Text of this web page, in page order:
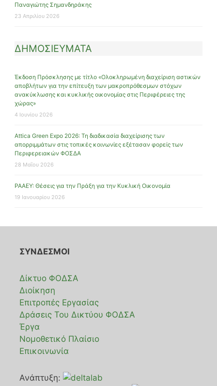
Παναγιώτης Σημανδηράκης
23 Απριλίου 2026
ΔΗΜΟΣΙΕΥΜΑΤΑ
Έκδοση Πρόσκλησης με τίτλο «Ολοκληρωμένη διαχείριση αστικών
αποβλήτων για την επίτευξη των μακροπρόθεσμων στόχων
ανακύκλωσης και κυκλικής οικονομίας στις Περιφέρειες της
χώρας»
4 Ιουνίου 2026
Attica Green Expo 2026: Τη διαδικασία διαχείρισης των
απορριμμάτων στις τοπικές κοινωνίες εξέτασαν φορείς των
Περιφερειακών ΦΟΣΔΑ
28 Μαΐου 2026
ΡΑΑΕΥ: Θέσεις για την Πράξη για την Κυκλική Οικονομία
19 Ιανουαρίου 2026
ΣΥΝΔΕΣΜΟΙ
Δίκτυο ΦΟΔΣΑ
Διοίκηση
Επιτροπές Εργασίας
Δράσεις Του Δικτύου ΦΟΔΣΑ
Έργα
Νομοθετικό Πλαίσιο
Επικοινωνία
Ανάπτυξη: